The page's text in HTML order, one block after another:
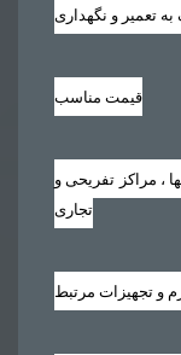
به تعمیر و نگهداری
قیمت مناسب
، مراکز تفریحی و
تجاری